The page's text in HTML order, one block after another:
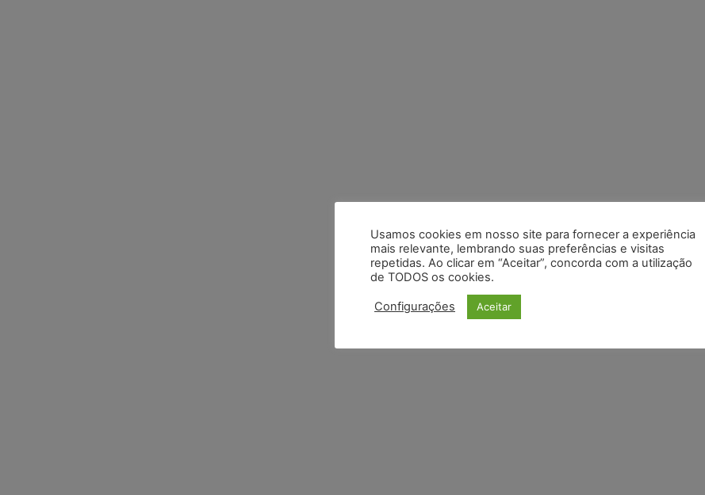
Usamos cookies em nosso site para fornecer a experiência
mais relevante, lembrando suas preferências e visitas
repetidas. Ao clicar em “Aceitar”, concorda com a utilização
de TODOS os cookies.
Configurações Aceitar